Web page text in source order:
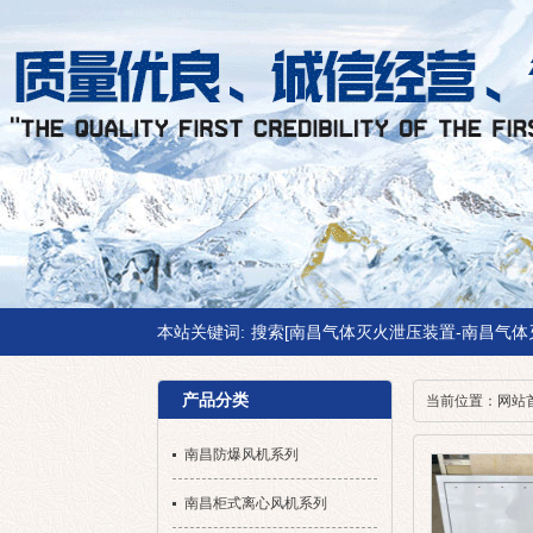
本站关键词: 搜索[南昌气体灭火泄压装置-南昌气
当前位置： 网站
产品分类
南昌防爆风机系列
南昌柜式离心风机系列